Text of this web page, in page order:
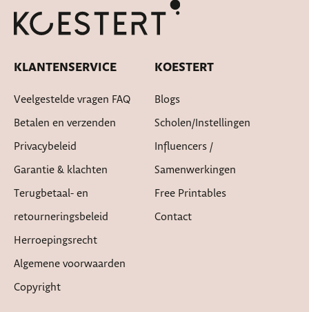
KLANTENSERVICE
Veelgestelde vragen FAQ
Betalen en verzenden
Privacybeleid
Garantie & klachten
Terugbetaal- en
retourneringsbeleid
Herroepingsrecht
Algemene voorwaarden
Copyright
KOESTERT
Blogs
Scholen/instellingen
Influencers /
Samenwerkingen
Free Printables
Contact